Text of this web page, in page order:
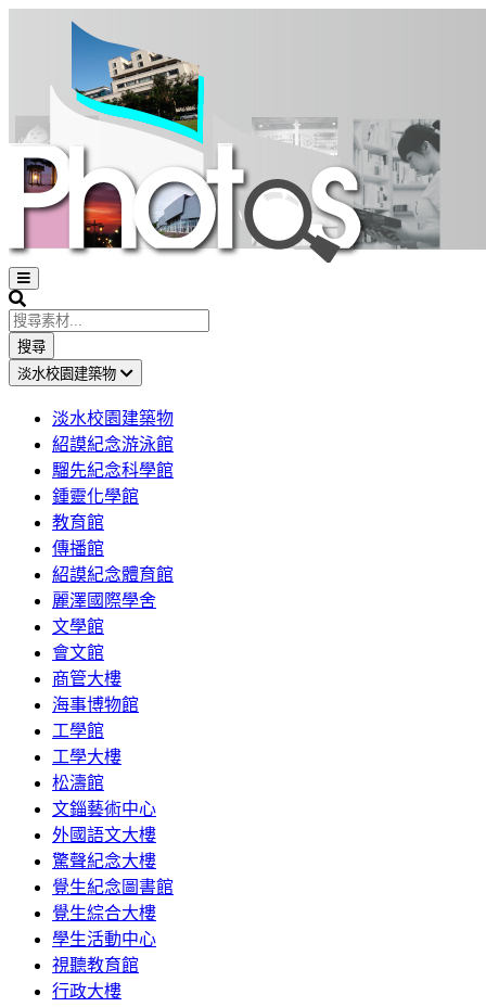
Open
sidebar
Search
搜尋
淡水校園建築物
淡水校園建築物
紹謨紀念游泳館
騮先紀念科學館
鍾靈化學館
教育館
傳播館
紹謨紀念體育館
麗澤國際學舍
文學館
會文館
商管大樓
海事博物館
工學館
工學大樓
松濤館
文錙藝術中心
外國語文大樓
驚聲紀念大樓
覺生紀念圖書館
覺生綜合大樓
學生活動中心
視聽教育館
行政大樓